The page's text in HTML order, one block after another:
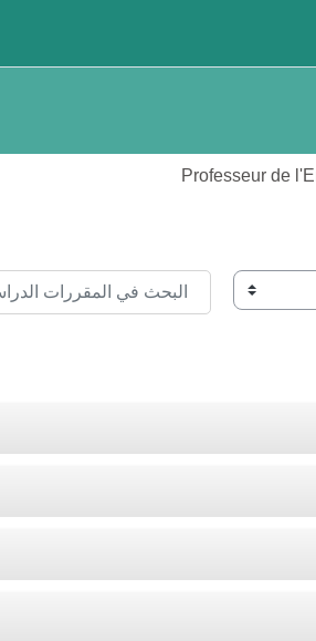
Professeur de
البحث في المقررات الدراسية